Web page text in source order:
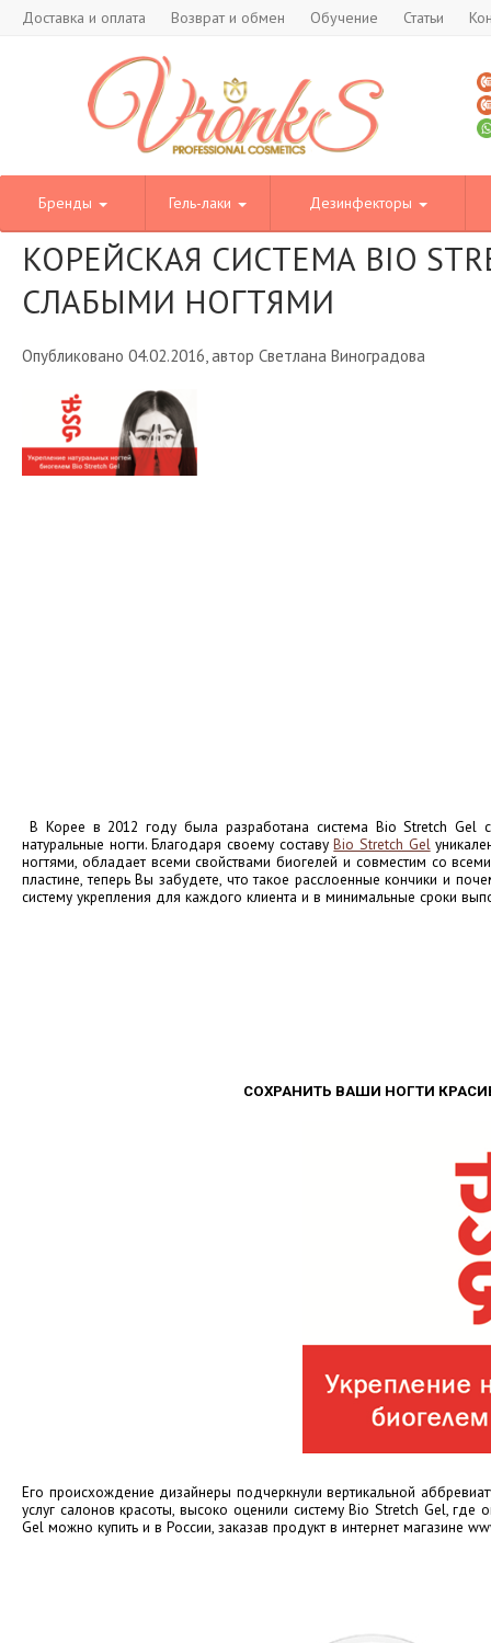
Доставка и оплата Возврат и обмен Обучение Статьи
Бренды Гель-лаки Дезинфекторы
КОРЕЙСКАЯ СИСТЕМА BIO
СЛАБЫМИ НОГТЯМИ
Опубликовано 04.02.2016, автор Светлана Виноградова
В Корее в 2012 году была разработана система Bio Stretch Gel
натуральные ногти. Благодаря своему составу Bio Stretch Gel
ногтями, обладает всеми свойствами биогелей и совместим со
пластине, теперь Вы забудете, что такое расслоенные кончики и
систему укрепления для каждого клиента и в минимальные сроки
СОХРАНИТЬ ВАШИ НОГТИ
Его происхождение дизайнеры подчеркнули вертикальной
услуг салонов красоты, высоко оценили систему Bio Stretch Gel,
Gel можно купить и в России, заказав продукт в интернет магазине